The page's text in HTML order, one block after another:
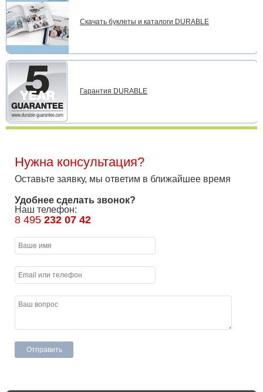
Скачать буклеты и каталоги DURABLE
Гарантия DURABLE
Нужна консультация?
Оставьте заявку, мы ответим в ближайшее время
Удобнее сделать звонок?
Наш телефон:
8 495 232 07 42